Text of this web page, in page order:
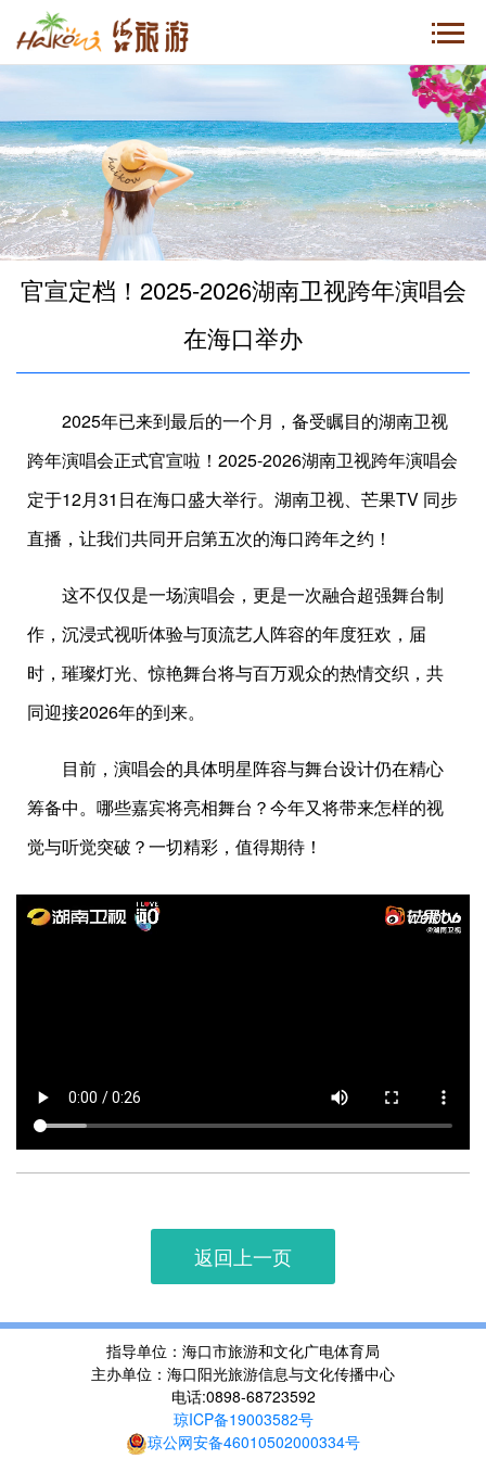
官宣定档！2025-2026湖南卫视跨年演唱会
在海口举办
2025年已来到最后的一个月，备受瞩目的湖南卫视
跨年演唱会正式官宣啦！2025-2026湖南卫视跨年演唱会
定于12月31日在海口盛大举行。湖南卫视、芒果TV 同步
直播，让我们共同开启第五次的海口跨年之约！
这不仅仅是一场演唱会，更是一次融合超强舞台制
作，沉浸式视听体验与顶流艺人阵容的年度狂欢，届
时，璀璨灯光、惊艳舞台将与百万观众的热情交织，共
同迎接2026年的到来。
目前，演唱会的具体明星阵容与舞台设计仍在精心
筹备中。哪些嘉宾将亮相舞台？今年又将带来怎样的视
觉与听觉突破？一切精彩，值得期待！
返回上一页
指导单位：海口市旅游和文化广电体育局
主办单位：海口阳光旅游信息与文化传播中心
电话:0898-68723592
琼ICP备19003582号
琼公网安备46010502000334号